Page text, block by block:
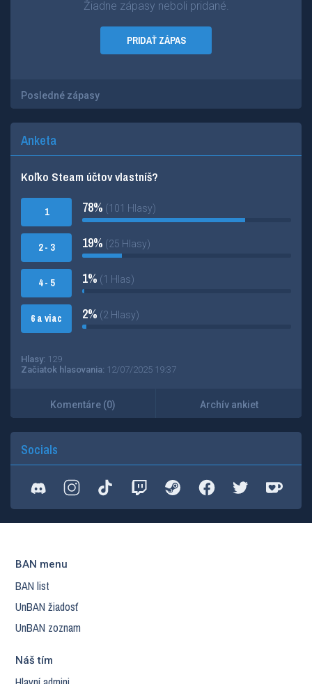
Žiadne zápasy neboli pridané.
PRIDAŤ ZÁPAS
Posledné zápasy
Anketa
Koľko Steam účtov vlastníš?
1
2 - 3
4 - 5
6 a viac
78% (101 Hlasy)
19% (25 Hlasy)
1% (1 Hlas)
2% (2 Hlasy)
Hlasy: 129
Začiatok hlasovania: 12/07/2025 19:37
Komentáre (0) Archív ankiet
Socials
BAN menu
BAN list
UnBAN žiadosť
UnBAN zoznam
Náš tím